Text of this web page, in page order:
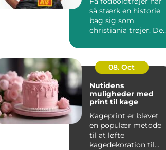
så stærk en historie
bag sig som
christiania trøjer. De
far...
08. Oct
Nutidens
muligheder med
print til kage
Kageprint er blevet
en populær metode
til at løfte
kagedekoration til